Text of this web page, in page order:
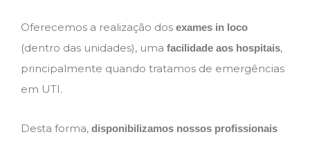
Oferecemos a realização dos exames in loco
(dentro das unidades), uma facilidade aos hospitais,
principalmente quando tratamos de emergências
em UTI.
Desta forma, disponibilizamos nossos profissionais